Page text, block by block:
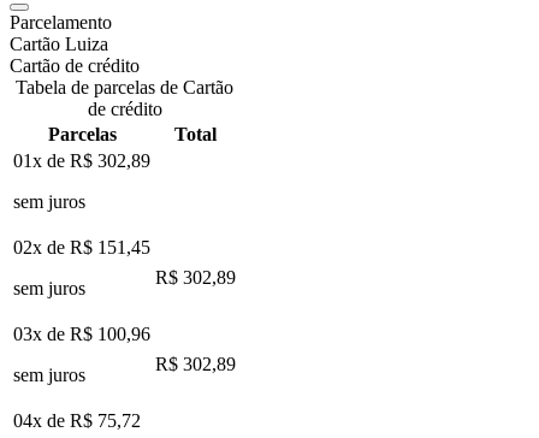
Parcelamento
Cartão Luiza
Cartão de crédito
Tabela de parcelas de Cartão
de crédito
Parcelas
Total
01x de R$ 302,89
sem juros
02x de R$ 151,45
sem juros
R$ 302,89
03x de R$ 100,96
sem juros
R$ 302,89
04x de R$ 75,72